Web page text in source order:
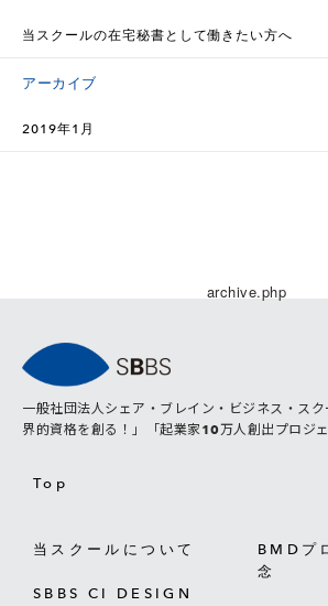
当スクールの在宅秘書として働きたい方へ
アーカイブ
2019年1月
archive.php
一般社団法人シェア・ブレイン・ビジネス・ス
界的資格を創る！」「起業家10万人創出プロジェ
Top
当スクールについて
SBBS CI DESIGN
BMDプ
念